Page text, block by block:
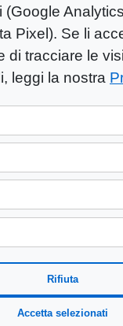
(Google
Pixel). Se li
di tracciare le
leggi la nostra
Rifiuta
Accetta selezionati
è
di
Trib.
(CE) n° 900
– VIA